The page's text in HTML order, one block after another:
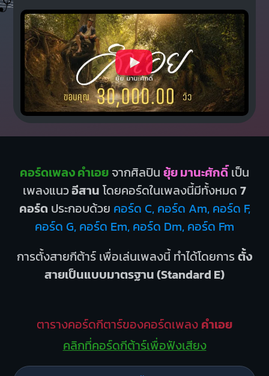
คอร์ดเพลง คำเอย จากศิลปิน ยุ้ย มานะศักดิ์เป็น
เพลงแนวอีสาน โดยคอร์ดในเพลงนี้มีทั้งหมด 7
คอร์ด ประกอบด้วย คอร์ด C, คอร์ด Am, คอร์ด F,
คอร์ด G, คอร์ด Em, คอร์ด Dm, คอร์ด Fm
การตั้งสายกีต้าร์ เพื่อเล่นเพลงนี้ ทำได้โดยการตั้ง
สายเป็นแบบมาตรฐาน (Standard E)
ตารางคอร์ดกีตาร์ของคอร์ดเพลง คำเอย
คลิกที่คอร์ดกีต้าร์เพื่อฟังเสียง